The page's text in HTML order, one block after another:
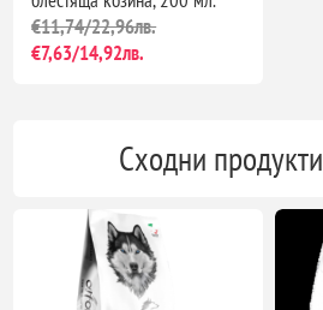
€11,74/22,96лв.
€7,63/14,92лв.
Сходни продукти